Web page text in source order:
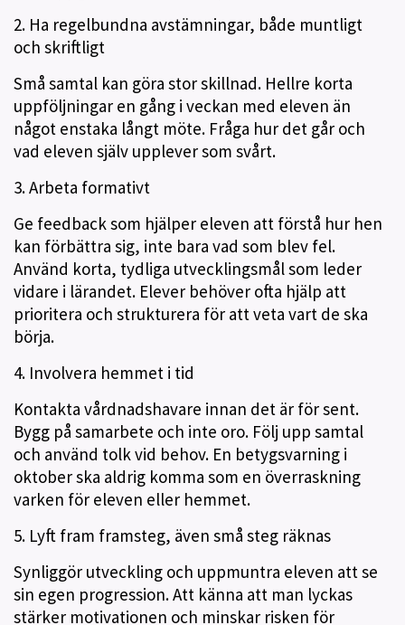
2. Ha regelbundna avstämningar, både muntligt
och skriftligt
Små samtal kan göra stor skillnad. Hellre korta
uppföljningar en gång i veckan med eleven än
något enstaka långt möte. Fråga hur det går och
vad eleven själv upplever som svårt.
3. Arbeta formativt
Ge feedback som hjälper eleven att förstå hur hen
kan förbättra sig, inte bara vad som blev fel.
Använd korta, tydliga utvecklingsmål som leder
vidare i lärandet. Elever behöver ofta hjälp att
prioritera och strukturera för att veta vart de ska
börja.
4. Involvera hemmet i tid
Kontakta vårdnadshavare innan det är för sent.
Bygg på samarbete och inte oro. Följ upp samtal
och använd tolk vid behov. En betygsvarning i
oktober ska aldrig komma som en överraskning
varken för eleven eller hemmet.
5. Lyft fram framsteg, även små steg räknas
Synliggör utveckling och uppmuntra eleven att se
sin egen progression. Att känna att man lyckas
stärker motivationen och minskar risken för